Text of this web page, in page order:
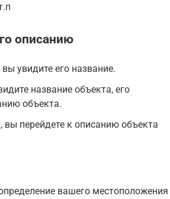
описанию
увидите его название.
название объекта, его
объекта.
перейдете к описанию объекта
вашего местоположения